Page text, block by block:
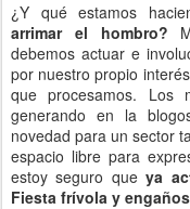
¿Y qué estamos
arrimar el hombro?
debemos actuar e
por nuestro propio
que procesamos. Los
generando en la
novedad para un sector
espacio libre para
estoy seguro queya
Fiesta frívola y